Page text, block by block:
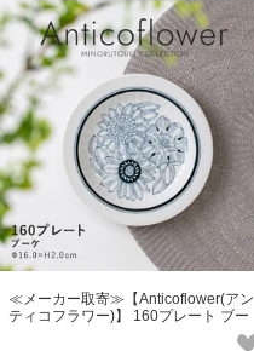
≪メーカー取寄≫【Anticoflower(アン
ティコフラワー)】 160プレート ブー